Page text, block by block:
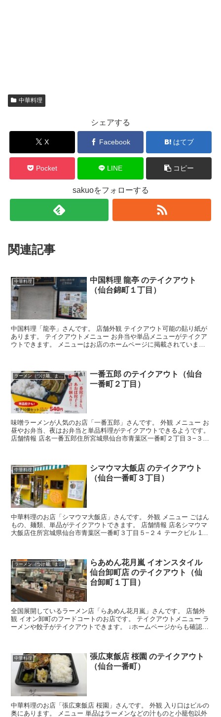
中華料理
シェアする
X Facebook はてブ
Pocket LINE コピー
sakuoをフォローする
関連記事
中華料理
中国料理 龍亭 のテイクアウト
（仙台錦町１丁目）
中国料理「龍亭」さんです。 店舗外観 テイクアウト可能の貼り紙が
あります。 テイクアウトメニュー お弁当や単品メニューがテイクア
ウトできます。 メニューはお店のホームページに掲載されていま
ラーメン（つけ麺、まぜそば）
一番五郎 のテイクアウト（仙台
一番町２丁目）
味噌ラーメンが人気のお店「一番五郎」さんです。 外観 メニュー お
昼やお弁当、夜はお弁当と単品料理がテイクアウトできるようです。
店舗情報 店名一番五郎住所宮城県仙台市青葉区一番町２丁目３−３０
中華料理
シマウマ大飯店 のテイクアウト
（仙台一番町３丁目）
中華料理のお店「シマウマ大飯店」さんです。 外観 メニュー ごはん
もの、麺類、単品がテイクアウトできます。 店舗情報 店名シマウマ
大飯店住所宮城県仙台市青葉区一番町３丁目５−２４ テークビル 1F
ラーメン（つけ麺、まぜそば）
らあめん花月嵐 イオンスタイル
仙台卸町店 のテイクアウト（仙
台卸町１丁目）
全国展開しているラーメン店「らあめん花月嵐」さんです。 店舗外
観 イオン卸町のフードコートのお店です。 テイクアウトメニュー ラ
ーメンや餃子がテイクアウトできます。 ↓ホームページからも確認で
中華料理
張広東飯店 桜園 のテイクアウト
（仙台一番町）
中華料理のお店「張広東飯店 桜園」さんです。 外観 入り口はビルの
奥にあります。 メニュー 単品はラーメンなどの汁ものと小籠包以外